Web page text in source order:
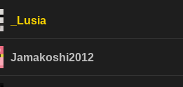
_Lusia
Jamakoshi2012